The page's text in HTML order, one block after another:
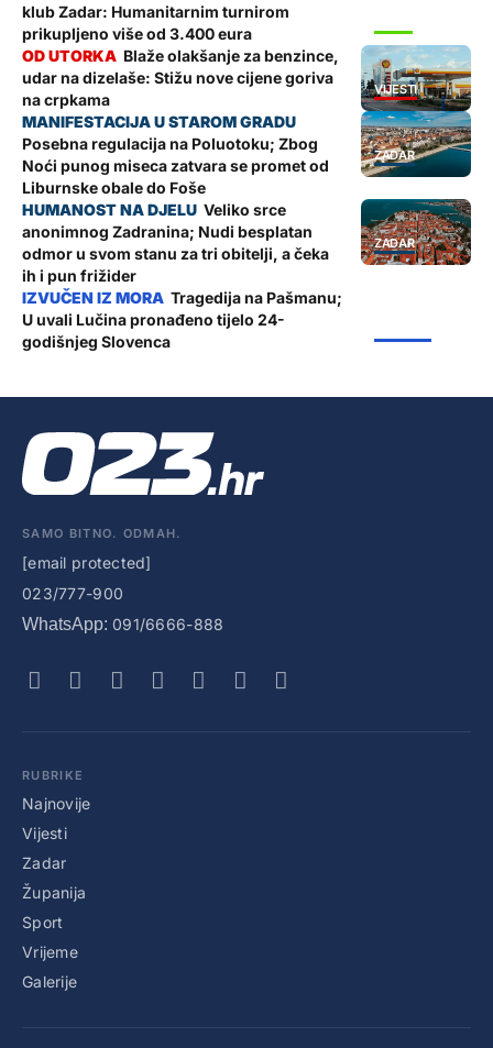
klub Zadar: Humanitarnim turnirom
prikupljeno više od 3.400 eura
VIJESTI
Blaže olakšanje za benzince,
udar na dizelaše: Stižu nove cijene goriva
na crpkama
ZADAR
Posebna regulacija na Poluotoku; Zbog
Noći punog miseca zatvara se promet od
Liburnske obale do Foše
ZADAR
Veliko srce
anonimnog Zadranina; Nudi besplatan
odmor u svom stanu za tri obitelji, a čeka
ih i pun frižider
Tragedija na Pašmanu;
U uvali Lučina pronađeno tijelo 24-
godišnjeg Slovenca
SAMO BITNO. ODMAH.
[email protected]
023/777-900
WhatsApp: 091/6666-888
RUBRIKE
Najnovije
Vijesti
Zadar
Županija
Sport
Vrijeme
Galerije